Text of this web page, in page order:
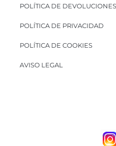
POLÍTICA DE
POLÍTICA DE PRIVACIDAD
POLÍTICA DE COOKIES
AVISO LEGAL